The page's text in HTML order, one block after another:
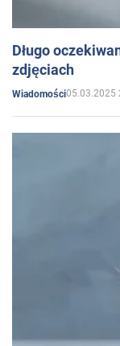
Długo
zdjęciach
Wiadomości05.03.2025